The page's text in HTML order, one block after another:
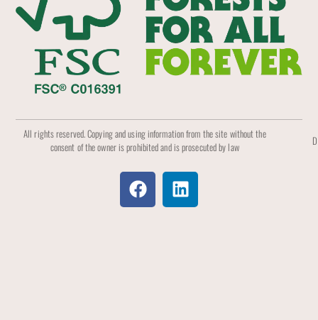
All rights reserved. Copying and using information from the site without the
consent of the owner is prohibited and is prosecuted by law